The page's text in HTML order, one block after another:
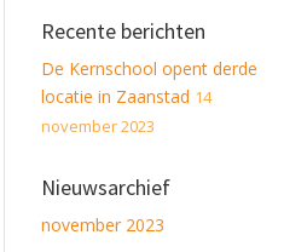
Recente berichten
De Kernschool opent derde
locatie in Zaanstad 14
november 2023
Nieuwsarchief
november 2023